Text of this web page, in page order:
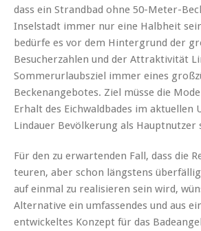
dass ein Strandbad ohne 50-Meter-
Inselstadt immer nur eine Halbheit
bedürfe es vor dem Hintergrund der
Besucherzahlen und der Attraktivität
Sommerurlaubsziel immer eines
Beckenangebotes. Ziel müsse die
Erhalt des Eichwaldbades im aktuellen
Lindauer Bevölkerung als Hauptnutzer
Für den zu erwartenden Fall, dass die
teuren, aber schon längstens
auf einmal zu realisieren sein wird,
Alternative ein umfassendes und aus
entwickeltes Konzept für das